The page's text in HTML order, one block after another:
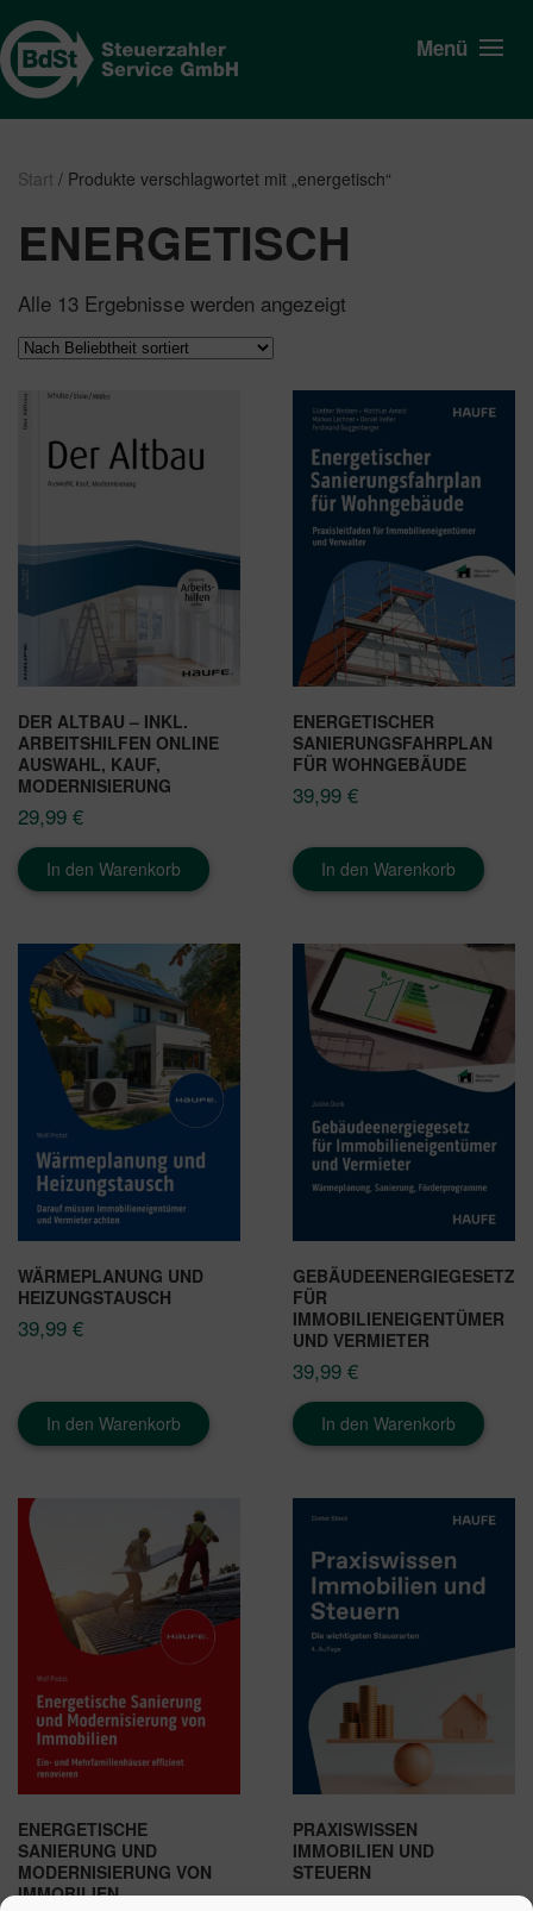
Menü
Start / Produkte verschlagwortet mit „energetisch“
ENERGETISCH
Alle 13 Ergebnisse werden angezeigt
DER ALTBAU – INKL.
ARBEITSHILFEN ONLINE
AUSWAHL, KAUF,
MODERNISIERUNG
29,99 €
In den Warenkorb
ENERGETISCHER
SANIERUNGSFAHRPLAN
FÜR WOHNGEBÄUDE
39,99 €
In den Warenkorb
WÄRMEPLANUNG UND
HEIZUNGSTAUSCH
39,99 €
In den Warenkorb
GEBÄUDEENERGIEGESETZ
FÜR
IMMOBILIENEIGENTÜMER
UND VERMIETER
39,99 €
In den Warenkorb
ENERGETISCHE
SANIERUNG UND
MODERNISIERUNG VON
IMMOBILIEN
PRAXISWISSEN
IMMOBILIEN UND
STEUERN
89,99€